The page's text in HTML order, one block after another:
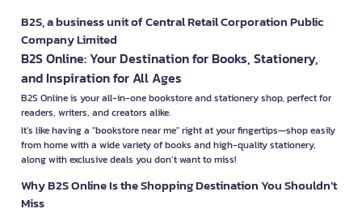
B2S, a business unit of Central Retail Corporation Public
Company Limited
B2S Online: Your Destination for Books, Stationery,
and Inspiration for All Ages
B2S Online is your all-in-one bookstore and stationery shop, perfect for
readers, writers, and creators alike.
It’s like having a "bookstore near me" right at your fingertips—shop easily
from home with a wide variety of books and high-quality stationery,
along with exclusive deals you don’t want to miss!
Why B2S Online Is the Shopping Destination You Shouldn’t
Miss